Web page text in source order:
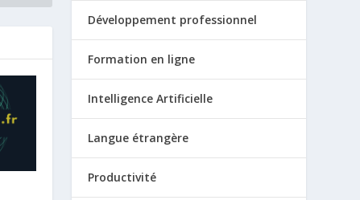
Développement professionnel
Formation en ligne
Intelligence Artificielle
Langue étrangère
Productivité